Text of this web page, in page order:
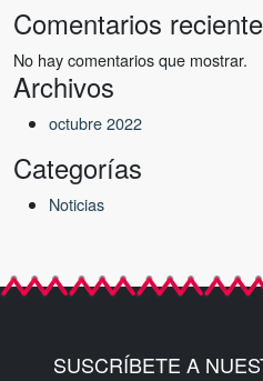
Comentarios
No hay comentarios que mostrar.
Archivos
octubre 2022
Categorías
Noticias
SUSCRÍBETE A